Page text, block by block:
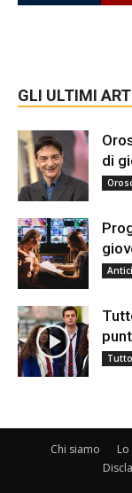
GLI ULTIMI
di
Chi siamo